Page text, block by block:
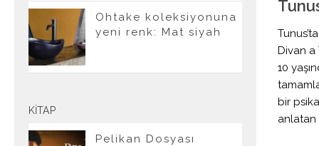
Divan a
10
bir
anlatan
Ohtake koleksiyonuna
yeni renk: Mat siyah
KITAP
Pelikan Dosyası